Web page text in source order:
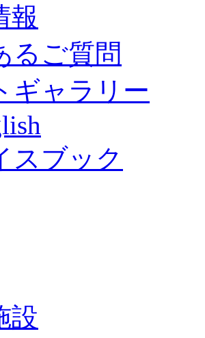
報
るご質問
ギャラリー
スブック
設